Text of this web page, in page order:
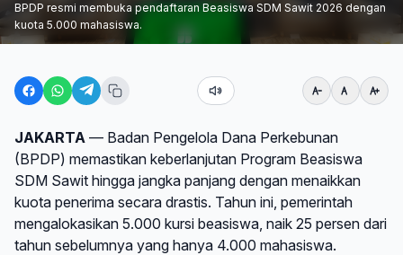
BPDP resmi membuka pendaftaran Beasiswa SDM Sawit 2026 dengan
kuota 5.000 mahasiswa.
JAKARTA — Badan Pengelola Dana Perkebunan
(BPDP) memastikan keberlanjutan Program Beasiswa
SDM Sawit hingga jangka panjang dengan menaikkan
kuota penerima secara drastis. Tahun ini, pemerintah
mengalokasikan 5.000 kursi beasiswa, naik 25 persen dari
tahun sebelumnya yang hanya 4.000 mahasiswa.